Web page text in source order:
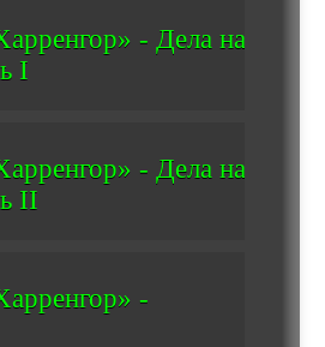
- Дела на
I
- Дела на
II
-